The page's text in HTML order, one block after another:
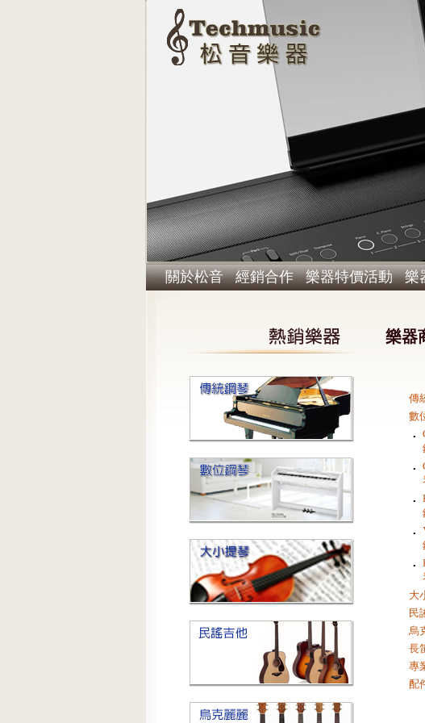
關於松音 經銷合作 樂器特價活動 樂
樂器
傳
數
．
．
．
．
．
大
民
烏
長
專
配